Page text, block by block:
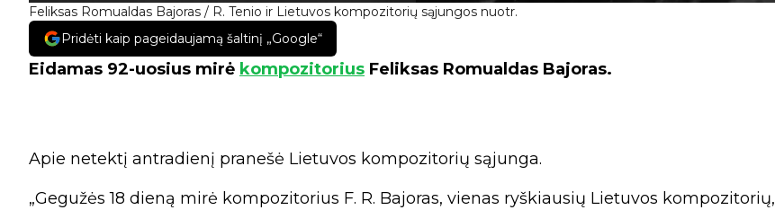
Feliksas Romualdas Bajoras / R. Tenio ir Lietuvos kompozitorių sąjungos nuotr.
Pridėti kaip pageidaujamą šaltinį „Google“
Eidamas 92-uosius mirė kompozitorius Feliksas Romualdas Bajoras.
Apie netektį antradienį pranešė Lietuvos kompozitorių sąjunga.
„Gegužės 18 dieną mirė kompozitorius F. R. Bajoras, vienas ryškiausių Lietuvos kompozitorių,